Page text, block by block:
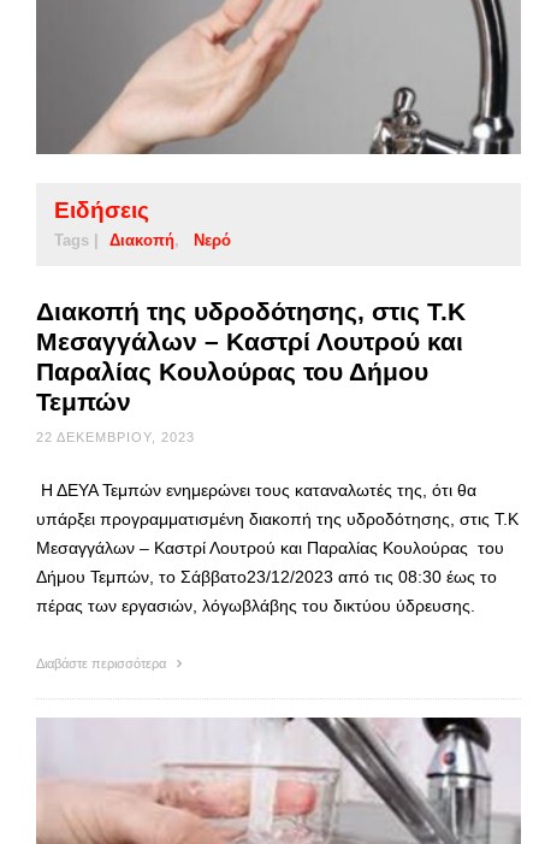
Ειδήσεις
Tags | Διακοπή Νερό
Διακοπή της υδροδότησης, στις Τ.Κ
Μεσαγγάλων – Καστρί Λουτρού και
Παραλίας Κουλούρας του Δήμου
Τεμπών
22 ΔΕΚΕΜΒΡΊΟΥ, 2023
Η ΔΕΥΑ Τεμπών ενημερώνει τους καταναλωτές της, ότι θα
υπάρξει προγραμματισμένη διακοπή της υδροδότησης, στις Τ.Κ
Μεσαγγάλων – Καστρί Λουτρού και Παραλίας Κουλούρας του
Δήμου Τεμπών, το Σάββατο23/12/2023 από τις 08:30 έως το
πέρας των εργασιών, λόγωβλάβης του δικτύου ύδρευσης.
Διαβάστε περισσότερα